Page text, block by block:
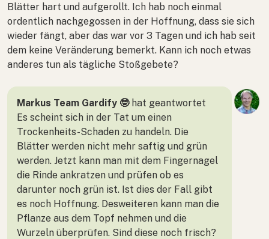
Blätter hart und aufgerollt. Ich hab noch einmal
ordentlich nachgegossen in der Hoffnung, dass sie sich
wieder fängt, aber das war vor 3 Tagen und ich hab seit
dem keine Veränderung bemerkt. Kann ich noch etwas
anderes tun als tägliche Stoßgebete?
Markus Team Gardify 🤓hat geantwortet
Es scheint sich in der Tat um einen
Trockenheits-Schaden zu handeln. Die
Blätter werden nicht mehr saftig und grün
werden. Jetzt kann man mit dem Fingernagel
die Rinde ankratzen und prüfen ob es
darunter noch grün ist. Ist dies der Fall gibt
es noch Hoffnung. Desweiteren kann man die
Pflanze aus dem Topf nehmen und die
Wurzeln überprüfen. Sind diese noch frisch?